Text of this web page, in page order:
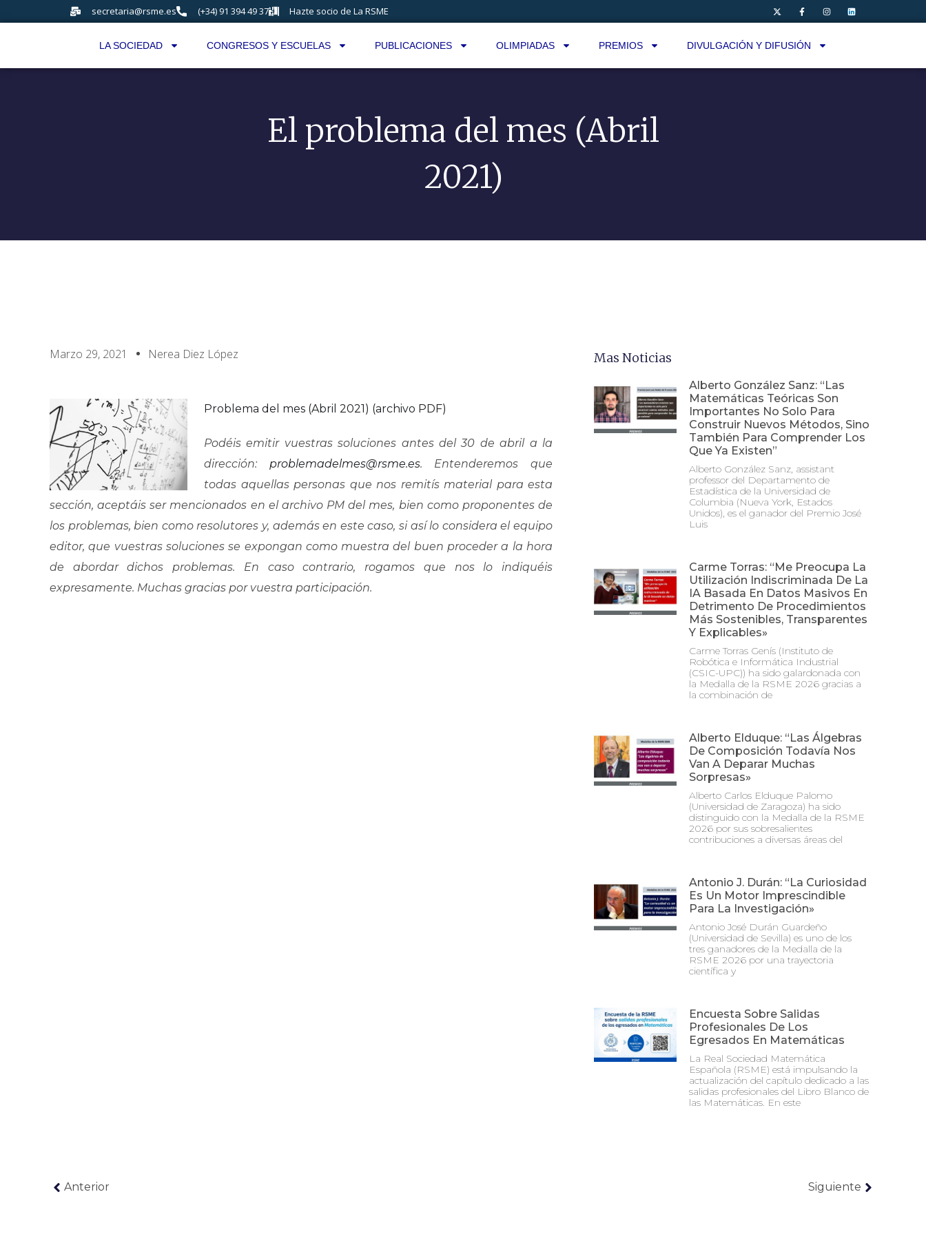
secretaria@rsme.es (+34) 91 394 49 37 Hazte socio de La RSME
LA SOCIEDAD CONGRESOS Y ESCUELAS PUBLICACIONES OLIMPIADAS PREMIOS DIVULGACIÓN Y DIFUSIÓN
El problema del mes (Abril
2021)
Marzo 29, 2021 Nerea Diez López
Problema del mes (Abril 2021) (archivo PDF)
Podéis emitir vuestras soluciones antes del 30 de abril a la
dirección: problemadelmes@rsme.es. Entenderemos que
todas aquellas personas que nos remitís material para esta
sección, aceptáis ser mencionados en el archivo PM del mes, bien como proponentes de
los problemas, bien como resolutores y, además en este caso, si así lo considera el equipo
editor, que vuestras soluciones se expongan como muestra del buen proceder a la hora
de abordar dichos problemas. En caso contrario, rogamos que nos lo indiquéis
expresamente. Muchas gracias por vuestra participación.
Mas Noticias
Alberto González Sanz: “Las
Matemáticas Teóricas Son
Importantes No Solo Para
Construir Nuevos Métodos, Sino
También Para Comprender Los
Que Ya Existen”
Alberto González Sanz, assistant
professor del Departamento de
Estadística de la Universidad de
Columbia (Nueva York, Estados
Unidos), es el ganador del Premio José
Luis
Carme Torras: “Me Preocupa La
Utilización Indiscriminada De La
IA Basada En Datos Masivos En
Detrimento De Procedimientos
Más Sostenibles, Transparentes
Y Explicables»
Carme Torras Genís (Instituto de
Robótica e Informática Industrial
(CSIC-UPC)) ha sido galardonada con
la Medalla de la RSME 2026 gracias a
la combinación de
Alberto Elduque: “Las Álgebras
De Composición Todavía Nos
Van A Deparar Muchas
Sorpresas»
Alberto Carlos Elduque Palomo
(Universidad de Zaragoza) ha sido
distinguido con la Medalla de la RSME
2026 por sus sobresalientes
contribuciones a diversas áreas del
Antonio J. Durán: “La Curiosidad
Es Un Motor Imprescindible
Para La Investigación»
Antonio José Durán Guardeño
(Universidad de Sevilla) es uno de los
tres ganadores de la Medalla de la
RSME 2026 por una trayectoria
científica y
Encuesta Sobre Salidas
Profesionales De Los
Egresados En Matemáticas
La Real Sociedad Matemática
Española (RSME) está impulsando la
actualización del capítulo dedicado a las
salidas profesionales del Libro Blanco de
las Matemáticas. En este
Anterior Siguiente